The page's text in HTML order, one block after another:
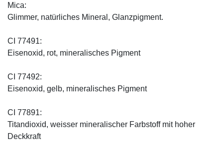
Mica:
Glimmer, natürliches Mineral, Glanzpigment.
CI 77491:
Eisenoxid, rot, mineralisches Pigment
CI 77492:
Eisenoxid, gelb, mineralisches Pigment
CI 77891:
Titandioxid, weisser mineralischer Farbstoff mit hoher
Deckkraft